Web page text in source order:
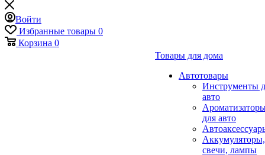
Войти
Избранные товары 0
Корзина 0
Товары для дома
Автотовары
Инструменты
авто
для авто
Аккумуляторы,
свечи, лампы